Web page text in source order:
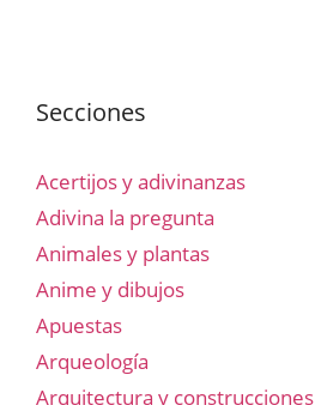
Secciones
Acertijos y adivinanzas
Adivina la pregunta
Animales y plantas
Anime y dibujos
Apuestas
Arqueología
Arquitectura y construcciones